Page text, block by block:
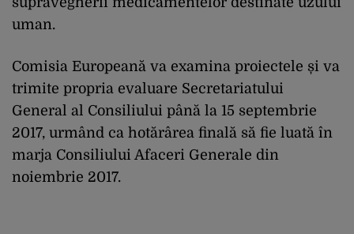
uman.
Comisia Europeană va examina proiectele și va
trimite propria evaluare Secretariatului
General al Consiliului până la 15 septembrie
2017, urmând ca hotărârea finală să fie luată în
marja Consiliului Afaceri Generale din
noiembrie 2017.